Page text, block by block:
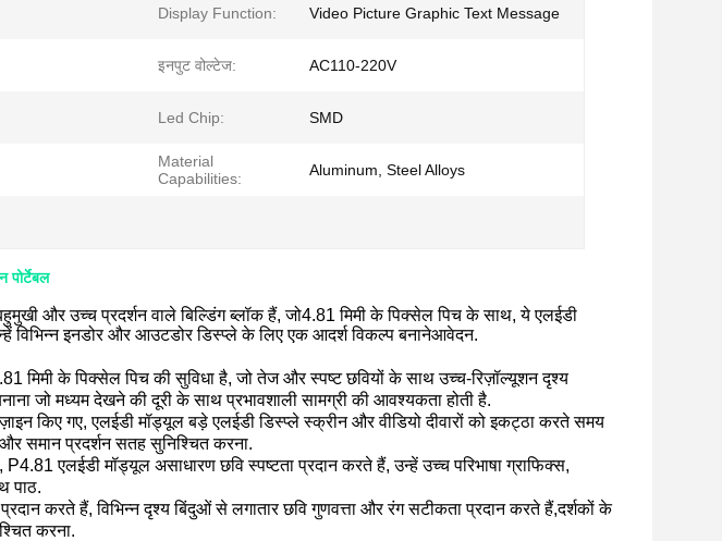
Display Function: Video Picture Graphic Text Message
इनपुट वोल्टेज: AC110-220V
Led Chip: SMD
Material
Capabilities:
Aluminum, Steel Alloys
पोर्टेबल
और उच्च प्रदर्शन वाले बिल्डिंग ब्लॉक हैं, जो4.81 मिमी के पिक्सेल पिच के साथ, ये एलईडी
इनडोर और आउटडोर डिस्प्ले के लिए एक आदर्श विकल्प बनानेआवेदन.
मिमी के पिक्सेल पिच की सुविधा है, जो तेज और स्पष्ट छवियों के साथ उच्च-रिज़ॉल्यूशन दृश्य
जो मध्यम देखने की दूरी के साथ प्रभावशाली सामग्री की आवश्यकता होती है.
किए गए, एलईडी मॉड्यूल बड़े एलईडी डिस्प्ले स्क्रीन और वीडियो दीवारों को इकट्ठा करते समय
समान प्रदर्शन सतह सुनिश्चित करना.
एलईडी मॉड्यूल असाधारण छवि स्पष्टता प्रदान करते हैं, उन्हें उच्च परिभाषा ग्राफिक्स,
पाठ.
करते हैं, विभिन्न दृश्य बिंदुओं से लगातार छवि गुणवत्ता और रंग सटीकता प्रदान करते हैं,दर्शकों के
करना.